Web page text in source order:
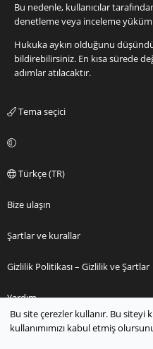
Bu nedenle, kullanıcılar
denetleme veya inceleme
Hukuka aykırı olduğunu
bildirebilirsiniz. En kısa sürede
adımlar atılacaktır.
Tema seçici
Türkçe (TR)
Bize ulaşın
Şartlar ve kurallar
Gizlilik Politikası – Gizlilik ve Şartlar
Yardım
Ana sayfa
Bu site çerezler kullanır. Bu
kullanımımızı kabul etmiş